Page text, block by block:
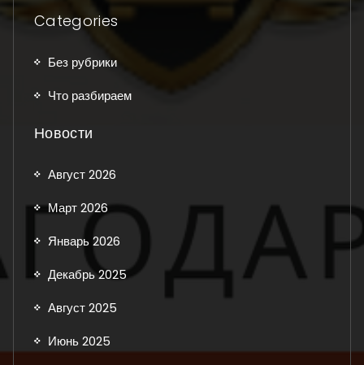
Categories
Без рубрики
Что разбираем
Новости
Август 2026
Март 2026
Январь 2026
Декабрь 2025
Август 2025
Июнь 2025